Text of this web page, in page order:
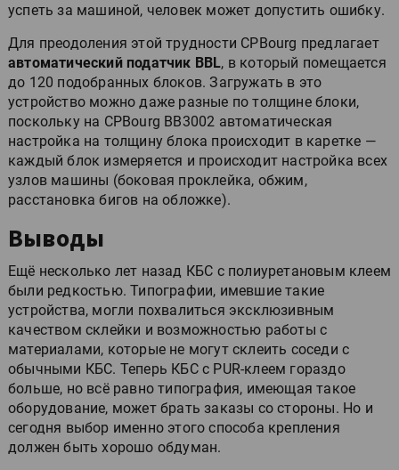
успеть за машиной, человек может допустить ошибку.
Для преодоления этой трудности CPBourg предлагает
автоматический податчик BBL, в который помещается
до 120 подобранных блоков. Загружать в это
устройство можно даже разные по толщине блоки,
поскольку на CPBourg BB3002 автоматическая
настройка на толщину блока происходит в каретке —
каждый блок измеряется и происходит настройка всех
узлов машины (боковая проклейка, обжим,
расстановка бигов на обложке).
Выводы
Ещё несколько лет назад КБС с полиуретановым клеем
были редкостью. Типографии, имевшие такие
устройства, могли похвалиться эксклюзивным
качеством склейки и возможностью работы с
материалами, которые не могут склеить соседи с
обычными КБС. Теперь КБС с PUR-клеем гораздо
больше, но всё равно типография, имеющая такое
оборудование, может брать заказы со стороны. Но и
сегодня выбор именно этого способа крепления
должен быть хорошо обдуман.